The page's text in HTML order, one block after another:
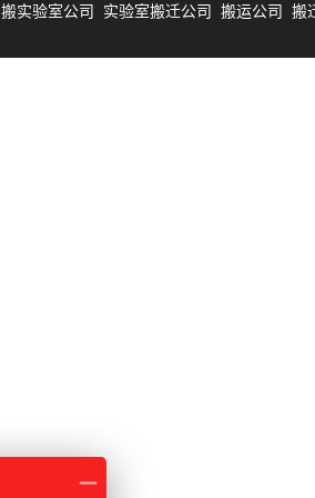
搬实验室公司 实验室搬迁公司 搬运公司 搬